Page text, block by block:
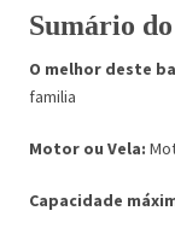
Sumário
O melhor deste
familia
Motor ou Vela:
Capacidade